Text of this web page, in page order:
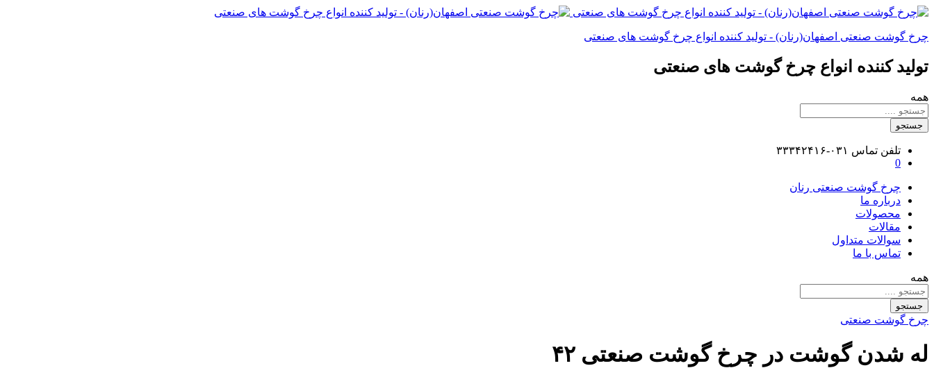
چرخ گوشت صنعتی اصفهان(رنان) - تولید کننده انواع چرخ گوشت های صنعتی
تولید کننده انواع چرخ گوشت های صنعتی
همه
جستجو
تلفن تماس ۰۳۱-۳۳۳۴۲۴۱۶
0
چرخ گوشت صنعتی رنان
درباره ما
محصولات
مقالات
سوالات متداول
تماس با ما
همه
جستجو
چرخ گوشت صنعتی
له شدن گوشت در چرخ گوشت صنعتی ۴۲